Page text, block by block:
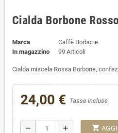
Cialda Borbone
Marca
Caffè Borbone
In magazzino
99 Articoli
Cialda miscela Rossa Borbone,
24,00 € Tasse incluse
remove add shopping_cart